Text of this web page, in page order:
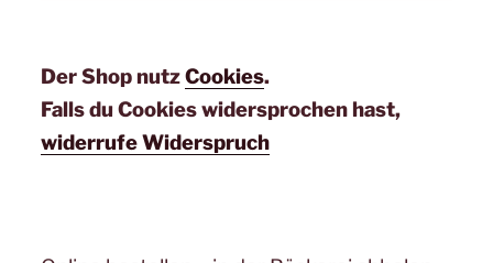
Der Shop nutzCookies.
Falls du Cookies widersprochen hast,
widerrufe Widerspruch